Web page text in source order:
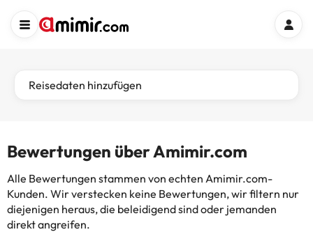
Reisedaten hinzufügen
Bewertungen über Amimir.com
Alle Bewertungen stammen von echten Amimir.com-
Kunden. Wir verstecken keine Bewertungen, wir filtern nur
diejenigen heraus, die beleidigend sind oder jemanden
direkt angreifen.